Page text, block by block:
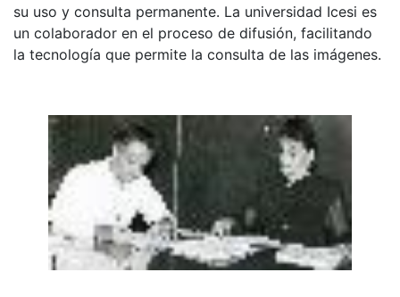
su uso y consulta permanente. La universidad Icesi es
un colaborador en el proceso de difusión, facilitando
la tecnología que permite la consulta de las imágenes.